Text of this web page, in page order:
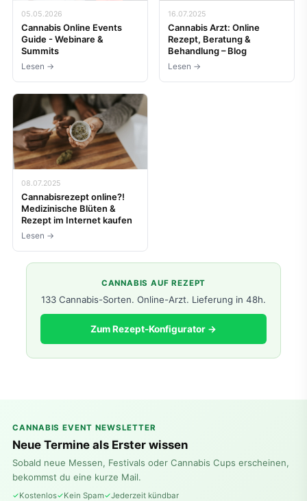
05.05.2026
Cannabis Online Events
Guide - Webinare &
Summits
Lesen →
16.07.2025
Cannabis Arzt: Online
Rezept, Beratung &
Behandlung – Blog
Lesen →
08.07.2025
Cannabisrezept online?!
Medizinische Blüten &
Rezept im Internet kaufen
Lesen →
CANNABIS AUF REZEPT
133 Cannabis-Sorten. Online-Arzt. Lieferung in 48h.
Zum Rezept-Konfigurator →
CANNABIS EVENT NEWSLETTER
Neue Termine als Erster wissen
Sobald neue Messen, Festivals oder Cannabis Cups erscheinen,
bekommst du eine kurze Mail.
Kostenlos Kein Spam Jederzeit kündbar